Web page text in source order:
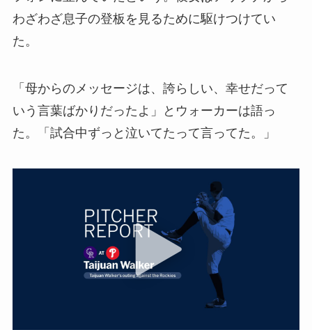
わざわざ息子の登板を見るために駆けつけてい
た。
「母からのメッセージは、誇らしい、幸せだって
いう言葉ばかりだったよ」とウォーカーは語っ
た。「試合中ずっと泣いてたって言ってた。」